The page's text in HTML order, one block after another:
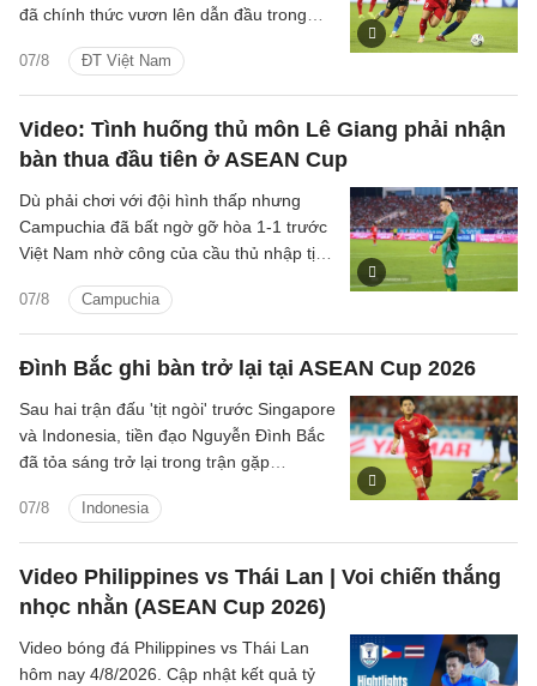
07/8 ĐT Việt Nam
đã chính thức vươn lên dẫn đầu trong
Video: Tình huống thủ môn Lê Giang phải nhận
bàn thua đầu tiên ở ASEAN Cup
07/8 Campuchia
Dù phải chơi với đội hình thấp nhưng
Campuchia đã bất ngờ gỡ hòa 1-1 trước
Việt Nam nhờ công của cầu thủ nhập tịch
Đình Bắc ghi bàn trở lại tại ASEAN Cup 2026
07/8 Indonesia
Sau hai trận đấu 'tịt ngòi' trước Singapore
và Indonesia, tiền đạo Nguyễn Đình Bắc
đã tỏa sáng trở lại trong trận gặp
Video Philippines vs Thái Lan | Voi chiến thắng
nhọc nhằn (ASEAN Cup 2026)
Video bóng đá Philippines vs Thái Lan
hôm nay 4/8/2026. Cập nhật kết quả tỷ